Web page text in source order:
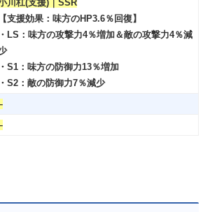
川杠(支援)｜SSR
【支援効果：味方のHP3.6％回復】
・LS：味方の攻撃力4％増加＆敵の攻撃力4％減
・S1：味方の防御力13％増加
・S2：敵の防御力7％減少